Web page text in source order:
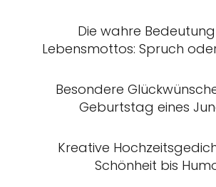
Die wahre
Lebensmottos: Spruch
Besondere Glückwünsche
Geburtstag eines
Kreative
Schönheit bis